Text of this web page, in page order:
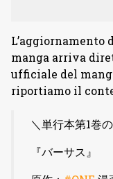
manga arriva
ufficiale del
riportiamo il
＼単行本第1巻
『バーサス』